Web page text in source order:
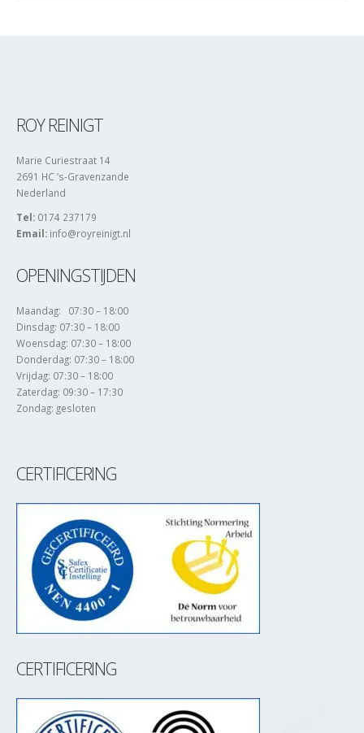
ROY REINIGT
Marie Curiestraat 14
2691 HC ‘s-Gravenzande
Nederland
Tel: 0174 237179
Email: info@royreinigt.nl
OPENINGSTIJDEN
Maandag: 07:30 – 18:00
Dinsdag: 07:30 – 18:00
Woensdag: 07:30 – 18:00
Donderdag: 07:30 – 18:00
Vrijdag: 07:30 – 18:00
Zaterdag: 09:30 – 17:30
Zondag: gesloten
CERTIFICERING
CERTIFICERING